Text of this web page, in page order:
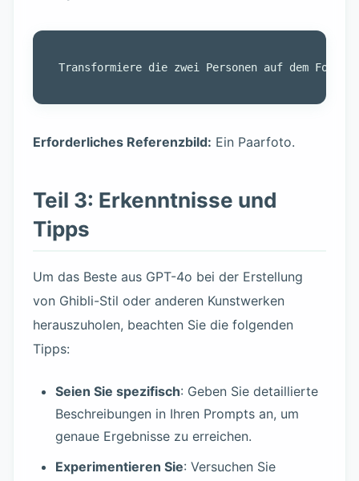
Erforderliches Referenzbild: Ein Paarfoto.
Teil 3: Erkenntnisse und
Tipps
Um das Beste aus GPT-4o bei der Erstellung
von Ghibli-Stil oder anderen Kunstwerken
herauszuholen, beachten Sie die folgenden
Tipps:
Seien Sie spezifisch: Geben Sie detaillierte
Beschreibungen in Ihren Prompts an, um
genaue Ergebnisse zu erreichen.
Experimentieren Sie: Versuchen Sie